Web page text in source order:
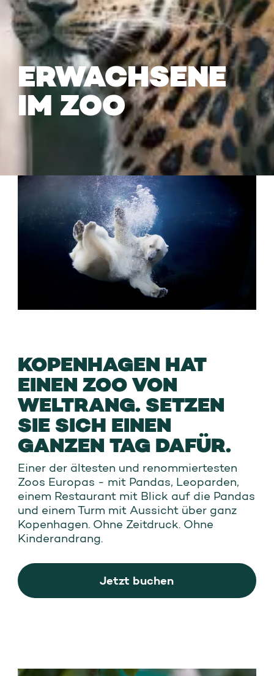
ERWACHSENE
IM ZOO
KOPENHAGEN HAT
EINEN ZOO VON
WELTRANG. SETZEN
SIE SICH EINEN
GANZEN TAG DAFÜR.
Einer der ältesten und renommiertesten
Zoos Europas - mit Pandas, Leoparden,
einem Restaurant mit Blick auf die Pandas
und einem Turm mit Aussicht über ganz
Kopenhagen. Ohne Zeitdruck. Ohne
Kinderandrang.
Jetzt buchen